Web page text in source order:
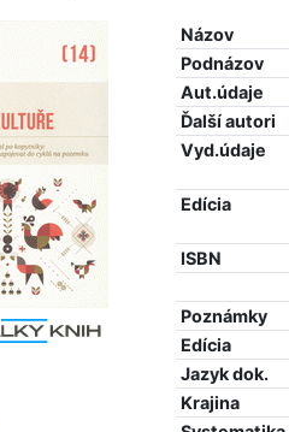
Názov
Podnázov
Aut.údaje
Ďalší autori
Vyd.údaje
Edícia
ISBN
Poznámky
Edícia
Jazyk dok.
Krajina